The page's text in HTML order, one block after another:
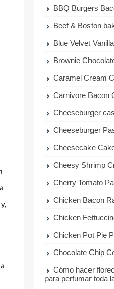
BBQ Burgers
Beef & Boston
Blue Velvet
Brownie
Caramel Cream
Carnivore Bacon
Cheeseburger
Cheeseburger
Cheesecake
Cheesy Shrimp
Cherry Tomato
Chicken Bacon
Chicken
Chicken Pot Pie
Chocolate Chip
Cómo hacer
para perfumar toda